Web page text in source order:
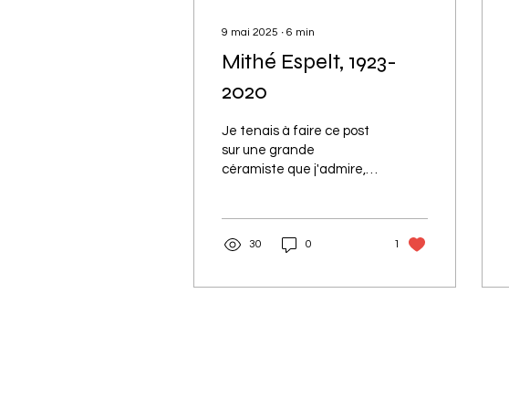
9 mai 2025 ∙ 6 min
Mithé Espelt, 1923-
2020
Je tenais à faire ce post
sur une grande
céramiste que j'admire,
30 0 1